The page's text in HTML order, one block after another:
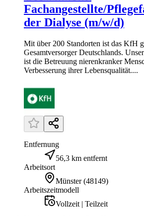
Fachangestellte/
der Dialyse (m/w/d)
Mit über 200 Standorten ist das KfH
Gesamtversorger Deutschlands.
ist die Betreuung nierenkranker
Verbesserung ihrer Lebensqualität....
Entfernung
56,3 km entfernt
Arbeitsort
Münster (48149)
Arbeitszeitmodell
Vollzeit | Teilzeit